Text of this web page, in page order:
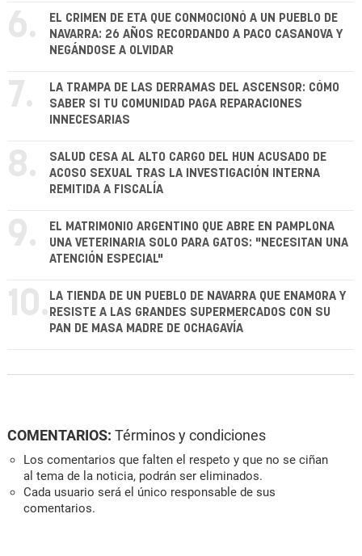
6.
EL CRIMEN DE ETA QUE CONMOCIONÓ A UN PUEBLO DE
NAVARRA: 26 AÑOS RECORDANDO A PACO CASANOVA Y
NEGÁNDOSE A OLVIDAR
7.
LA TRAMPA DE LAS DERRAMAS DEL ASCENSOR: CÓMO
SABER SI TU COMUNIDAD PAGA REPARACIONES
INNECESARIAS
8.
SALUD CESA AL ALTO CARGO DEL HUN ACUSADO DE
ACOSO SEXUAL TRAS LA INVESTIGACIÓN INTERNA
REMITIDA A FISCALÍA
9.
EL MATRIMONIO ARGENTINO QUE ABRE EN PAMPLONA
UNA VETERINARIA SOLO PARA GATOS: "NECESITAN UNA
ATENCIÓN ESPECIAL"
10. LA TIENDA DE UN PUEBLO DE NAVARRA QUE ENAMORA Y
RESISTE A LAS GRANDES SUPERMERCADOS CON SU
PAN DE MASA MADRE DE OCHAGAVÍA
COMENTARIOS: Términos y condiciones
Los comentarios que falten el respeto y que no se ciñan
al tema de la noticia, podrán ser eliminados.
Cada usuario será el único responsable de sus
comentarios.